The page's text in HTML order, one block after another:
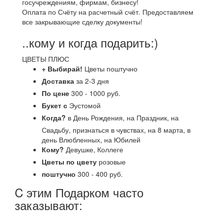
госучреждениям, фирмам, бизнесу!
Оплата по Счёту на расчетный счёт. Предоставляем
все закрывающие сделку документы!
..кому и когда подарить:)
ЦВЕТЫ ПЛЮС
+ Выбирай! Цветы поштучно
Доставка за 2-3 дня
По цене 300 - 1000 руб.
Букет с Эустомой
Когда? в День Рождения, на Праздник, на
Свадьбу, признаться в чувствах, на 8 марта, в
день Влюбленных, на Юбилей
Кому? Девушке, Коллеге
Цветы по цвету розовые
поштучно 300 - 400 руб.
C этим Подарком часто
заказывают: